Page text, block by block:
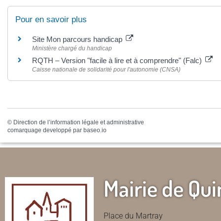
Pour en savoir plus
Site Mon parcours handicap
Ministère chargé du handicap
RQTH – Version "facile à lire et à comprendre" (Falc)
Caisse nationale de solidarité pour l'autonomie (CNSA)
© Direction de l’information légale et administrative
comarquage developpé par baseo.io
Mairie de
Place du Martray